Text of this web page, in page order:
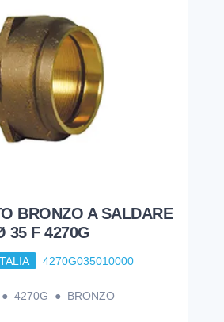
BRONZO A SALDARE
35 F 4270G
4270G035010000
4270G ● BRONZO